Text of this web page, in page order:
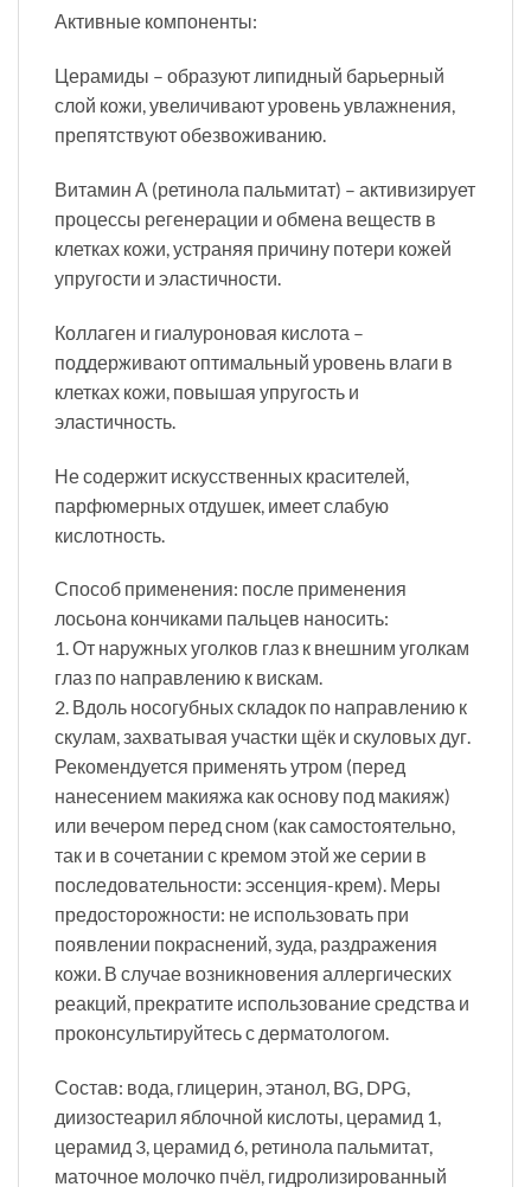
Активные компоненты:
Церамиды – образуют липидный барьерный
слой кожи, увеличивают уровень увлажнения,
препятствуют обезвоживанию.
Витамин А (ретинола пальмитат) – активизирует
процессы регенерации и обмена веществ в
клетках кожи, устраняя причину потери кожей
упругости и эластичности.
Коллаген и гиалуроновая кислота –
поддерживают оптимальный уровень влаги в
клетках кожи, повышая упругость и
эластичность.
Не содержит искусственных красителей,
парфюмерных отдушек, имеет слабую
кислотность.
Способ применения: после применения
лосьона кончиками пальцев наносить:
1. От наружных уголков глаз к внешним уголкам
глаз по направлению к вискам.
2. Вдоль носогубных складок по направлению к
скулам, захватывая участки щёк и скуловых дуг.
Рекомендуется применять утром (перед
нанесением макияжа как основу под макияж)
или вечером перед сном (как самостоятельно,
так и в сочетании с кремом этой же серии в
последовательности: эссенция-крем). Меры
предосторожности: не использовать при
появлении покраснений, зуда, раздражения
кожи. В случае возникновения аллергических
реакций, прекратите использование средства и
проконсультируйтесь с дерматологом.
Состав: вода, глицерин, этанол, BG, DPG,
диизостеарил яблочной кислоты, церамид 1,
церамид 3, церамид 6, ретинола пальмитат,
маточное молочко пчёл, гидролизированный